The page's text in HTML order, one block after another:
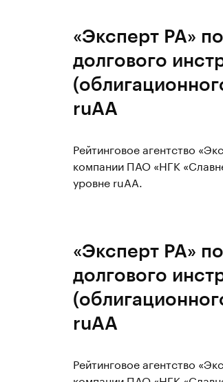
«Эксперт РА»
долгового
ruAA
Рейтинговое агентство
компании ПАО «НГК
уровне ruAA.
«Эксперт РА»
долгового
ruAA
Рейтинговое агентство